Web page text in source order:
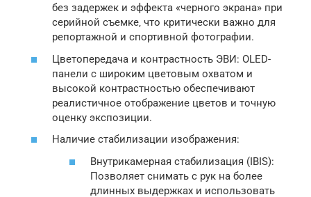
без задержек и эффекта «черного экрана» при
серийной съемке‚ что критически важно для
репортажной и спортивной фотографии.
Цветопередача и контрастность ЭВИ: OLED-
панели с широким цветовым охватом и
высокой контрастностью обеспечивают
реалистичное отображение цветов и точную
оценку экспозиции.
Наличие стабилизации изображения:
Внутрикамерная стабилизация (IBIS):
Позволяет снимать с рук на более
длинных выдержках и использовать